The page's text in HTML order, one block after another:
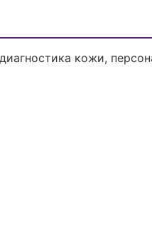
кожи,